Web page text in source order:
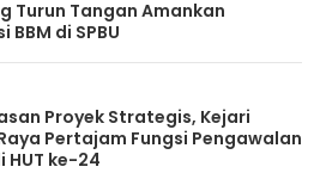
Turun Tangan Amankan
BBM di SPBU
Proyek Strategis, Kejari
Pertajam Fungsi Pengawalan
HUT ke-24